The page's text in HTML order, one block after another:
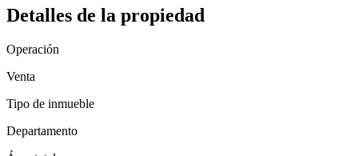
Detalles de la propiedad
Operación
Venta
Tipo de inmueble
Departamento